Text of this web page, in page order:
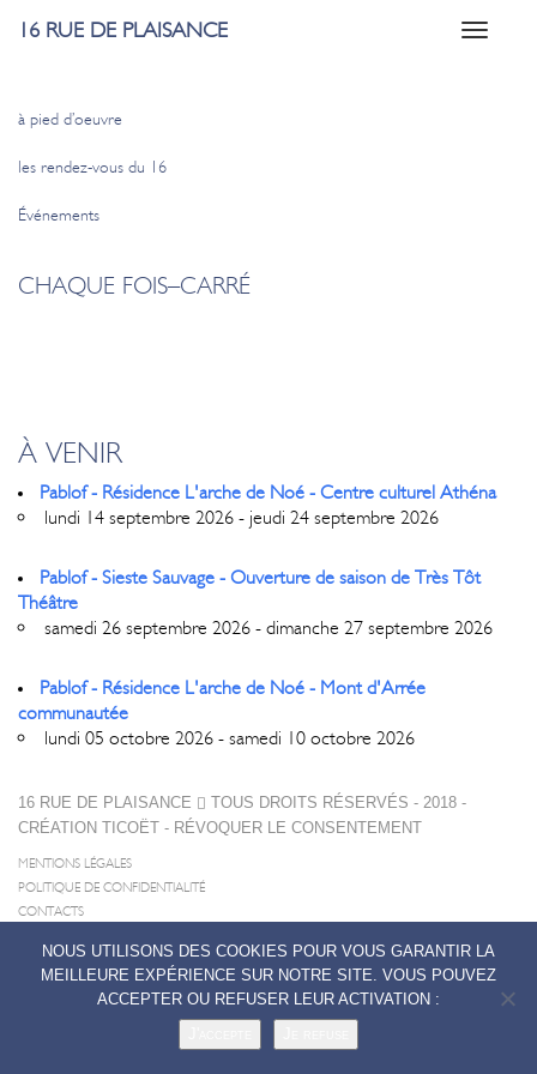
Toggle
16 RUE DE PLAISANCE
à pied d’oeuvre
les rendez-vous du 16
Événements
CHAQUE FOIS–CARRÉ
À VENIR
Pablof - Résidence L'arche de Noé - Centre culturel Athéna
lundi 14 septembre 2026 - jeudi 24 septembre 2026
Pablof - Sieste Sauvage - Ouverture de saison de Très Tôt
Théâtre
samedi 26 septembre 2026 - dimanche 27 septembre 2026
Pablof - Résidence L'arche de Noé - Mont d'Arrée
communautée
lundi 05 octobre 2026 - samedi 10 octobre 2026
16 RUE DE PLAISANCE
TOUS DROITS RÉSERVÉS - 2018 -
CRÉATION TICOËT - RÉVOQUER LE CONSENTEMENT
MENTIONS LÉGALES
POLITIQUE DE CONFIDENTIALITÉ
CONTACTS
NOUS UTILISONS DES COOKIES POUR VOUS GARANTIR LA
MEILLEURE EXPÉRIENCE SUR NOTRE SITE. VOUS POUVEZ
ACCEPTER OU REFUSER LEUR ACTIVATION :